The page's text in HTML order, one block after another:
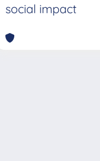
social impact